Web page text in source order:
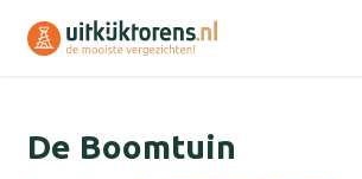
De Boomtuin